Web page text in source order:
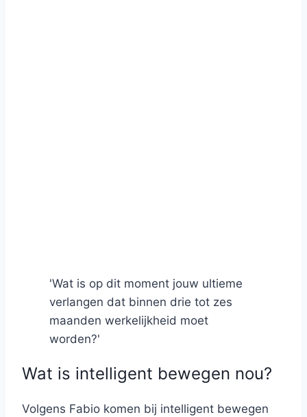
'Wat is op dit moment jouw ultieme
verlangen dat binnen drie tot zes
maanden werkelijkheid moet
worden?'
Wat is intelligent bewegen nou?
Volgens Fabio komen bij intelligent bewegen